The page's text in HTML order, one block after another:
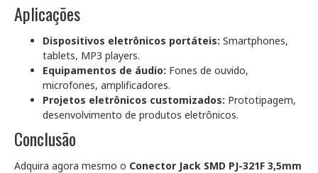
Aplicações
Dispositivos eletrônicos portáteis: Smartphones,
tablets, MP3 players.
Equipamentos de áudio: Fones de ouvido,
microfones, amplificadores.
Projetos eletrônicos customizados: Prototipagem,
desenvolvimento de produtos eletrônicos.
Conclusão
Adquira agora mesmo o Conector Jack SMD PJ-321F 3,5mm